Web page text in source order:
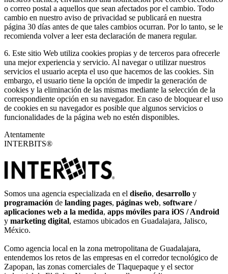
o correo postal a aquellos que sean afectados por el cambio. Todo
cambio en nuestro aviso de privacidad se publicará en nuestra
página 30 días antes de que tales cambios ocurran. Por lo tanto, se le
recomienda volver a leer esta declaración de manera regular.
6. Este sitio Web utiliza cookies propias y de terceros para ofrecerle
una mejor experiencia y servicio. Al navegar o utilizar nuestros
servicios el usuario acepta el uso que hacemos de las cookies. Sin
embargo, el usuario tiene la opción de impedir la generación de
cookies y la eliminación de las mismas mediante la selección de la
correspondiente opción en su navegador. En caso de bloquear el uso
de cookies en su navegador es posible que algunos servicios o
funcionalidades de la página web no estén disponibles.
Atentamente
INTERBITS®
Somos una agencia especializada en el diseño, desarrollo y
programación de landing pages, páginas web, software /
aplicaciones web a la medida, apps móviles para iOS / Android
y marketing digital, estamos ubicados en Guadalajara, Jalisco,
México.
Como agencia local en la zona metropolitana de Guadalajara,
entendemos los retos de las empresas en el corredor tecnológico de
Zapopan, las zonas comerciales de Tlaquepaque y el sector